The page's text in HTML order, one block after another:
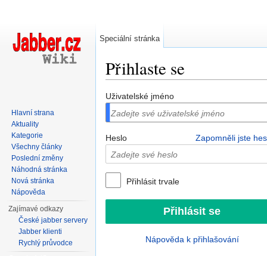
Přihlaste se
Uživatelské jméno
Heslo Zapomněli jste
Přihlásit trvale
Nápověda k přihlašování
Speciální stránka
Hlavní strana
Aktuality
Kategorie
Všechny články
Poslední změny
Náhodná stránka
Nová stránka
Nápověda
Zajímavé odkazy
České jabber servery
Jabber klienti
Rychlý průvodce